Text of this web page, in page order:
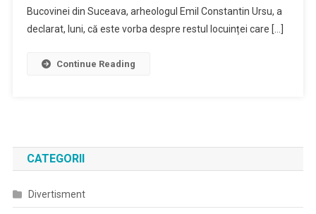
Bucovinei din Suceava, arheologul Emil Constantin Ursu, a
declarat, luni, că este vorba despre restul locuinței care […]
Continue Reading
CATEGORII
Divertisment